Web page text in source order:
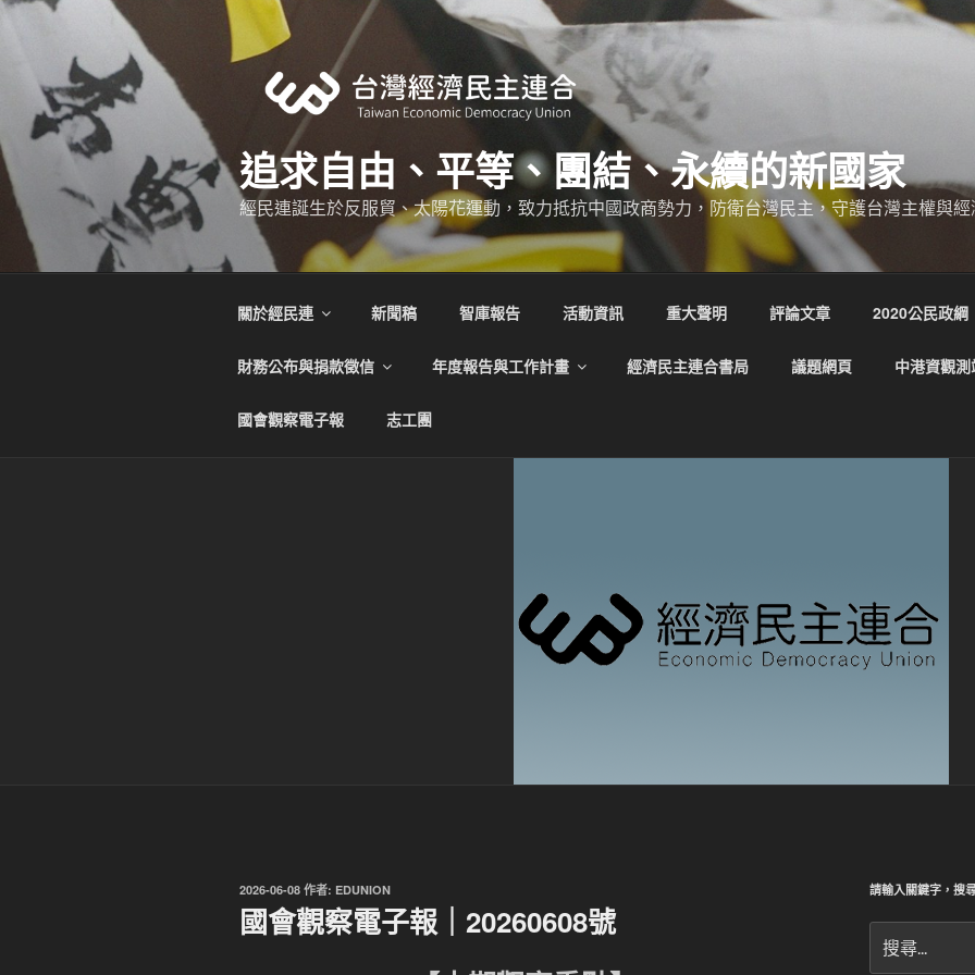
跳
容
追求自由、平等、團結、永續的新國家
經民連誕生於反服貿、太陽花運動，致力抵抗中國政商勢力，防衛台灣民主，守護台灣主權與
關於經民連 新聞稿 智庫報告 活動資訊 重大聲明 評論文章 2020公民政綱
財務公布與捐款徵信 年度報告與工作計畫 經濟民主連合書局 議題網頁 中港資觀測
國會觀察電子報 志工團
發
佈
於
2026-06-08 作者: EDUNION
國會觀察電子報｜20260608號
請輸入關鍵字，搜
尋